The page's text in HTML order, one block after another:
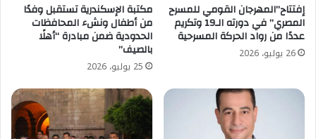
إفتتاح”المهرجان القومي للمسرح
المصري” في دورته الـ19 وتكريم
عددًا من رواد الحركة المسرحية
26 يوليو، 2026
مكتبة الإسكندرية تستقبل وفدًا
من أطفال ونشء المحافظات
الحدودية ضمن مبادرة “أهلًا
بالصيف”
25 يوليو، 2026